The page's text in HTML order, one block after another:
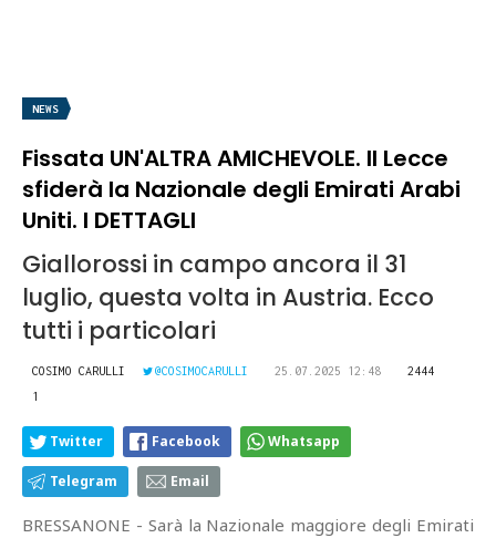
NEWS
Fissata UN'ALTRA AMICHEVOLE. Il Lecce
sfiderà la Nazionale degli Emirati Arabi
Uniti. I DETTAGLI
Giallorossi in campo ancora il 31
luglio, questa volta in Austria. Ecco
tutti i particolari
COSIMO CARULLI @COSIMOCARULLI 25.07.2025 12:48
2444
1
Twitter Facebook Whatsapp
Telegram Email
BRESSANONE - Sarà la Nazionale maggiore degli Emirati